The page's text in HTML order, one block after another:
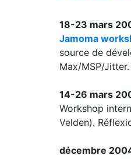
18-23 mars
Jamoma
source de
Max/MSP/
14-26 mars
Workshop
Velden).
décembre